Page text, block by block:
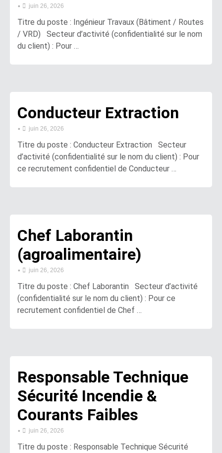
• juin 26, 2026
Titre du poste : Ingénieur Travaux (Bâtiment / Routes
/ VRD) Secteur d’activité (confidentialité sur le nom
du client) : Pour …
Conducteur Extraction
• juin 26, 2026
Titre du poste : Conducteur Extraction Secteur
d’activité (confidentialité sur le nom du client) : Pour
ce recrutement confidentiel de Conducteur …
Chef Laborantin
(agroalimentaire)
• juin 26, 2026
Titre du poste : Chef Laborantin Secteur d’activité
(confidentialité sur le nom du client) : Pour ce
recrutement confidentiel de Chef …
Responsable Technique
Sécurité Incendie &
Courants Faibles
• juin 26, 2026
Titre du poste : Responsable Technique Sécurité